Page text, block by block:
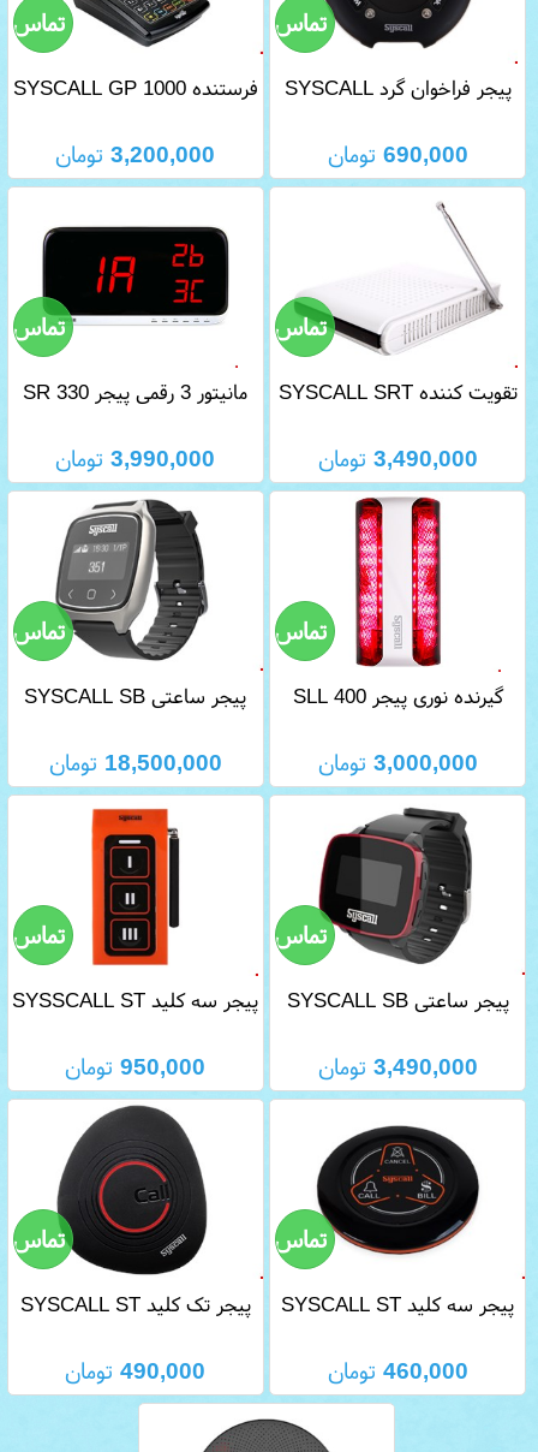
پیجر فراخوان گرد SYSCALL
690,000 تومان
فرستنده SYSCALL GP 1000
3,200,000تومان
تقویت کننده SYSCALL SRT
3,490,000 تومان
مانیتور 3 رقمی پیجر SR 330
3,990,000تومان
گیرنده نوری پیجر SLL 400
3,000,000 تومان
پیجر ساعتی SYSCALL SB
18,500,000 تومان
پیجر ساعتی SYSCALL SB
3,490,000 تومان
پیجر سه کلید SYSSCALL ST
950,000تومان
پیجر سه کلید SYSCALL ST
460,000 تومان
پیجر تک کلید SYSCALL ST
490,000تومان